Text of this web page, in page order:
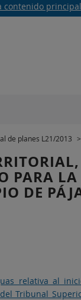
contenido principal
de planes L21/2013 >
PARA
DE
relativa al
Tribunal